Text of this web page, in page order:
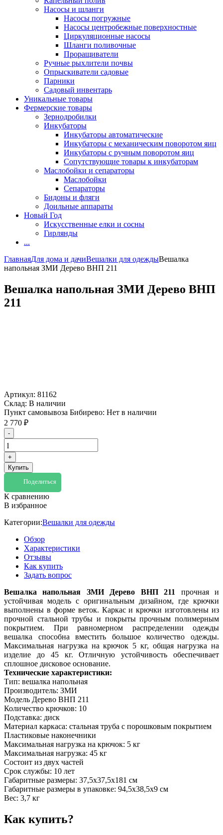
Насосы и шланги
Насосы погружные
Насосы центробежные поверхностные
Циркуляционные насосы
Шланги поливочные
Проращиватели
Ручные рыхлители почвы
Опрыскиватели садовые
Парники
Садовый инвентарь
Уникальные товары
Фермерские товары
Зернодробилки
Инкубаторы
Инкубаторы автоматические
Инкубаторы с механическим поворотом яиц
Инкубаторы с ручным поворотом яиц
Сопутствующие товары к инкубаторам
Маслобойки и сепараторы
Маслобойки
Сепараторы
Бидоны и фляги
Доильные аппараты
Новый Год
Искусственные елки и сосны
Гирлянды
...
ГлавнаяДля дома и дачиВешалки для одеждыВешалка
напольная ЗМИ Дерево ВНП 211
Вешалка напольная ЗМИ Дерево ВНП
211
Артикул: 81162
Склад: В наличии
Пункт самовывоза Бибирево: Нет в наличии
2 770 ₽
-
+
Купить
Поделиться
К сравнению
В избранное
Категории:Вешалки для одежды
Обзор
Характеристики
Отзывы
Как купить
Задать вопрос
Вешалка напольная ЗМИ Дерево ВНП 211
прочная и
устойчивая модель с оригинальным дизайном, где крючки
выполнены в форме веток. Каркас и крючки изготовлены из
прочной стальной трубы и покрыты прочным полимерным
покрытием. При равномерном распределении одежды
вешалка способна вместить большое количество одежды.
Максимальная нагрузка на крючок 5 кг, общая нагрузка на
изделие до 45 кг. Отличную устойчивость обеспечивает
сплошное дисковое основание.
Технические характеристики:
Тип: вешалка напольная
Производитель: ЗМИ
Модель Дерево ВНП 211
Количество крючков: 10
Подставка: диск
Материал каркаса: стальная труба с порошковым покрытием
Пластиковые наконечники
Максимальная нагрузка на крючок: 5 кг
Максимальная нагрузка: 45 кг
Состоит из двух частей
Срок службы: 10 лет
Габаритные размеры: 37,5х37,5х181 см
Габаритные размеры в упаковке: 94,5х38,5х9 см
Вес: 3,7 кг
Как купить?